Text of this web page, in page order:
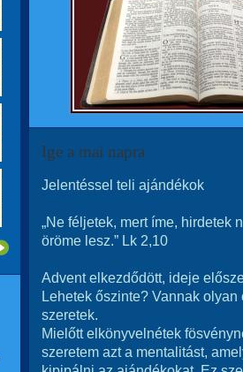
Ige a mai napra
Jelentéssel teli ajándékok
„Ne féljetek, mert íme, hirdetek
öröme lesz.” Lk 2,10
Advent elkezdődött, ideje
Lehetek őszinte? Vannak
szeretek.
Mielőtt elkönyvelnétek
szeretem azt a mentalitást,